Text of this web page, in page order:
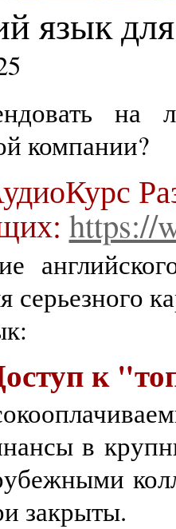
язык
компании?
https://
серьезного
к
в
закрыты.